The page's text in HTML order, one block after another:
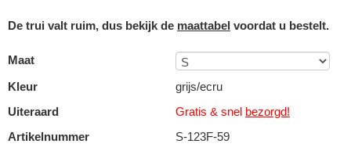
De trui valt ruim, dus bekijk de maattabel voordat u bestelt.
Maat
Kleur
grijs/ecru
Uiteraard
Gratis & snel bezorgd!
Artikelnummer
S-123F-59